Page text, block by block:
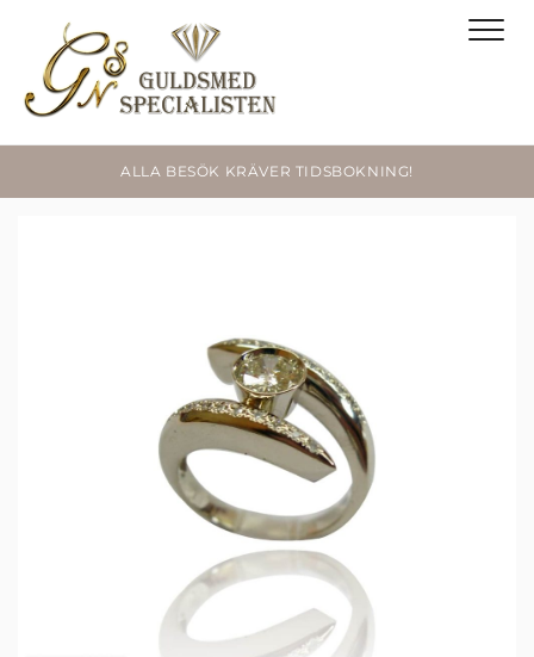
ALLA BESÖK KRÄVER TIDSBOKNING!